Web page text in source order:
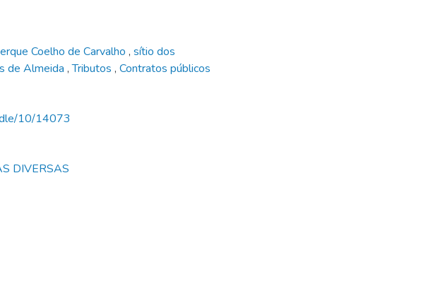
Coelho de Carvalho , sítio dos
de Almeida ,Tributos , Contratos públicos
10/14073
DIVERSAS